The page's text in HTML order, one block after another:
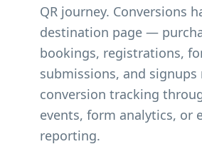
QR journey. Conversions
destination page —
bookings, registrations,
submissions, and signups
conversion tracking
events, form analytics, or
reporting.